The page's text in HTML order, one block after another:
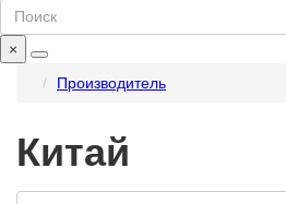
×
Производитель
Китай